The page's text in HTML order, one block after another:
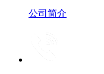
公司简介